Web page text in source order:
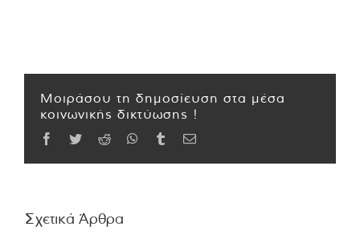
Μοιράσου τη δημοσίευση στα μέσα
κοινωνικής δικτύωσης !
Facebook
TwitterReddit WhatsApp
TumblrEmail
Σχετικά Άρθρα